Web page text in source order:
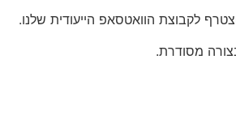
לקבוצת הוואטסאפ הייעודית שלנו.
מסודרת.